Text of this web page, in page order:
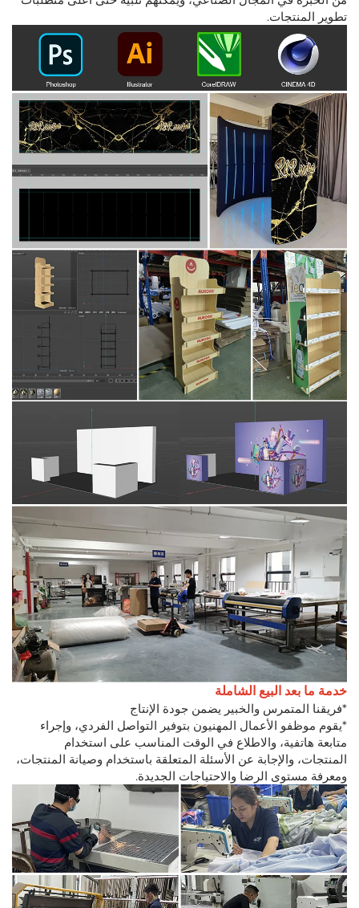
تطوير المنتجات.
خدمة ما بعد البيع الشاملة
*فريقنا المتمرس والخبير يضمن جودة الإنتاج
*يقوم موظفو الأعمال المهنيون بتوفير التواصل الفردي، وإجراء
متابعة هاتفية، والاطلاع في الوقت المناسب على استخدام
المنتجات، والإجابة عن الأسئلة المتعلقة باستخدام وصيانة المنتجات،
ومعرفة مستوى الرضا والاحتياجات الجديدة.